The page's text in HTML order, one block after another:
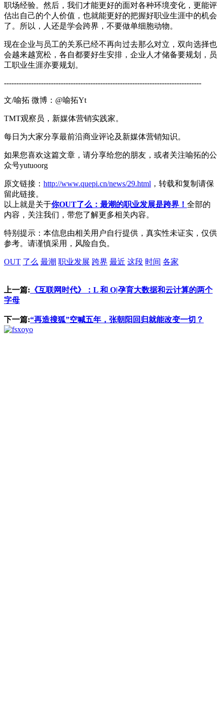
职场经验。然后，我们才能更好的面对各种环境变化，更能评
估出自己的个人价值，也就能更好的把握好职业生涯中的机会
了。所以，人还是学会跨界，不要做单细胞动物。
现在企业与员工的关系已经不再向过去那么对立，双向选择也
会越来越宽松，各自都要好生安排，企业人才储备要规划，员
工职业生涯亦要规划。
--------------------------------------------------------------------------------
文/喻拓 微博：@喻拓Yt
TMT观察员，新媒体营销实践家。
每日为大家分享最前沿商业评论及新媒体营销知识。
如果您喜欢这篇文章，请分享给您的朋友，或者关注喻拓的公
众号yutuoorg
原文链接： http://www.quepi.cn/news/29.html ，转载和复制请保
留此链接。
以上就是关于你OUT了么：最潮的职业发展是跨界！ 全部的
内容，关注我们，带您了解更多相关内容。
特别提示：本信息由相关用户自行提供，真实性未证实，仅供
参考。请谨慎采用，风险自负。
OUT 了么 最潮 职业发展 跨界 最近 这段 时间 各家
上一篇: 《互联网时代》：L 和 O|孕育大数据和云计算的两个
字母
下一篇:“再造搜狐”空喊五年，张朝阳回归就能改变一切？